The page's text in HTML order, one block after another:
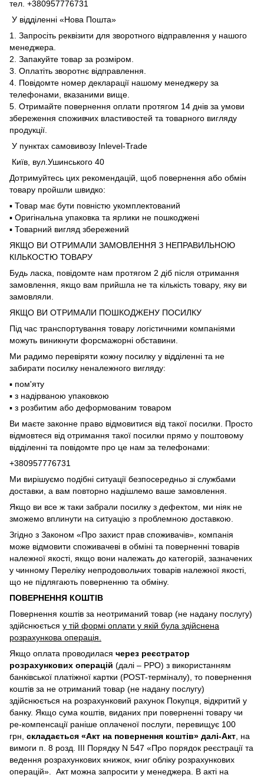
тел. +380957776731
У відділенні «Нова Пошта»
1. Запросіть реквізити для зворотного відправлення у нашого
менеджера.
2. Запакуйте товар за розміром.
3. Оплатіть зворотнє відправлення.
4. Повідомте номер декларації нашому менеджеру за
телефонами, вказаними вище.
5. Отримайте повернення оплати протягом 14 днів за умови
збереження споживчих властивостей та товарного вигляду
продукції.
У пунктах самовивозу Inlevel-Trade
Київ, вул.Ушинського 40
Дотримуйтесь цих рекомендацій, щоб повернення або обмін
товару пройшли швидко:
▪️ Товар має бути повністю укомплектований
▪️ Оригінальна упаковка та ярлики не пошкоджені
▪️ Товарний вигляд збережений
ЯКЩО ВИ ОТРИМАЛИ ЗАМОВЛЕННЯ З НЕПРАВИЛЬНОЮ
КІЛЬКОСТЮ ТОВАРУ
Будь ласка, повідомте нам протягом 2 діб після отримання
замовлення, якщо вам прийшла не та кількість товару, яку ви
замовляли.
ЯКЩО ВИ ОТРИМАЛИ ПОШКОДЖЕНУ ПОСИЛКУ
Під час транспортування товару логістичними компаніями
можуть виникнути форсмажорні обставини.
Ми радимо перевіряти кожну посилку у відділенні та не
забирати посилку неналежного вигляду:
▪️ пом'яту
▪️ з надірваною упаковкою
▪️ з розбитим або деформованим товаром
Ви маєте законне право відмовитися від такої посилки. Просто
відмовтеся від отримання такої посилки прямо у поштовому
відділенні та повідомте про це нам за телефонами:
+380957776731
Ми вирішуємо подібні ситуації безпосередньо зі службами
доставки, а вам повторно надішлемо ваше замовлення.
Якщо ви все ж таки забрали посилку з дефектом, ми ніяк не
зможемо вплинути на ситуацію з проблемною доставкою.
Згідно з Законом «Про захист прав споживачів», компанія
може відмовити споживачеві в обміні та поверненні товарів
належної якості, якщо вони належать до категорій, зазначених
у чинному Переліку непродовольчих товарів належної якості,
що не підлягають поверненню та обміну.
ПОВЕРНЕННЯ КОШТІВ
Повернення коштів за неотриманий товар (не надану послугу)
здійснюється у тій формі оплати у якій була здійснена
розрахункова операція.
Якщо оплата проводилася через реєстратор
розрахункових операцій (далі – РРО) з використанням
банківської платіжної картки (POST-терміналу), то повернення
коштів за не отриманий товар (не надану послугу)
здійснюється на розрахунковий рахунок Покупця, відкритий у
банку. Якщо сума коштів, виданих при поверненні товару чи
ре-компенсації раніше оплаченої послуги, перевищує 100
грн, складається «Акт на повернення коштів» далі-Акт, на
вимоги п. 8 розд. III Порядку N 547 «Про порядок реєстрації та
ведення розрахункових книжок, книг обліку розрахункових
операцій». Акт можна запросити у менеджера. В акті на